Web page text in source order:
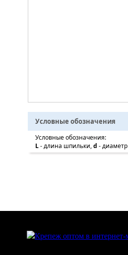
Условные обозначения
Условные обозначения:
L- длина шпильки,d - диаметр